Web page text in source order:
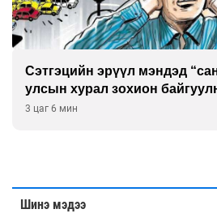
Сэтгэцийн эрүүл мэндэд
улсын хурал зохион
3 цаг 6 мин
Шинэ мэдээ